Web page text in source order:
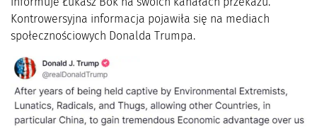
Kontrowersyjna informacja pojawiła się na mediach
społecznościowych Donalda Trumpa.